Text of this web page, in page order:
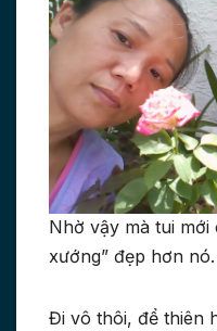
Nhờ vậy mà tui
xướng” đẹp hơn nó.
Đi vô thôi, để thiên